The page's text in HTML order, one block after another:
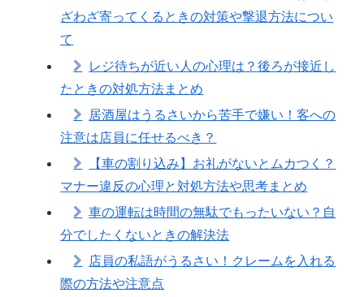
ざわざ寄ってくるときの対策や撃退方法につい
て
レジ待ちが近い人の心理は？後ろが接近し
たときの対処方法まとめ
居酒屋はうるさいから苦手で嫌い！客への
注意は店員に任せるべき？
【車の割り込み】お礼がないとムカつく？
マナー違反の心理と対処方法や思考まとめ
車の運転は時間の無駄でもったいない？自
分でしたくないときの解決法
店員の私語がうるさい！クレームを入れる
際の方法や注意点